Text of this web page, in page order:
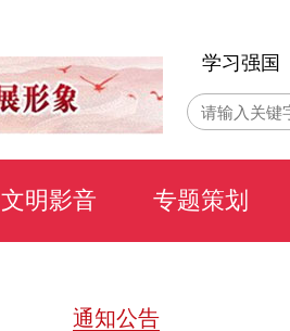
学习强国
文明影音 专题策划
通知公告